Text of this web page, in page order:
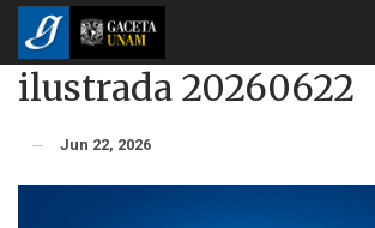
ilustrada 20260622
Jun 22, 2026